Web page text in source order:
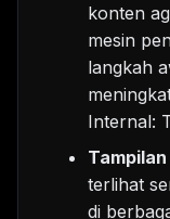
konten
mesin
langkah
Internal:
terlihat
di